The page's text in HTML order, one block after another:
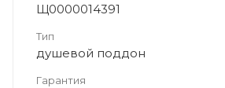
Щ0000014391
Тип
душевой поддон
Гарантия